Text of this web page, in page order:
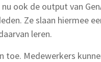
ook de output van
Ze slaan hiermee
leren.
toe. Medewerkers